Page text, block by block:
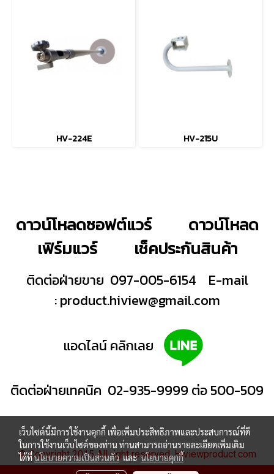
HV-224E HV-215U
ดาวน์โหลดซอฟต์แวร์
ดาวน์โหลด
เฟิร์มแวร์
เช็คประกันสินค้า
ติดต่อฝ่ายขาย 097-005-6154
E-mail
:product.hiview@gmail.com
แอดไลน์ คลิกเลย
ติดต่อฝ่ายเทคนิค 02-935-9999 ต่อ 500-509
© Copyright 2015 All right reserved. Hiviewproduct.com
เว็บไซต์นี้มีการใช้งานคุกกี้ เพื่อเพิ่มประสิทธิภาพและประสบการณ์ที่ดี
ในการใช้งานเว็บไซต์ของท่าน ท่านสามารถอ่านรายละเอียดเพิ่มเติม
ได้ที่นโยบายความเป็นส่วนตัวและนโยบายคุกกี้